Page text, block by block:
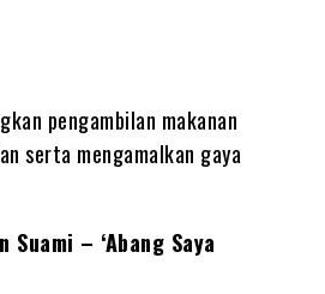
pengambilan makanan
serta mengamalkan gaya
– ‘Abang Saya